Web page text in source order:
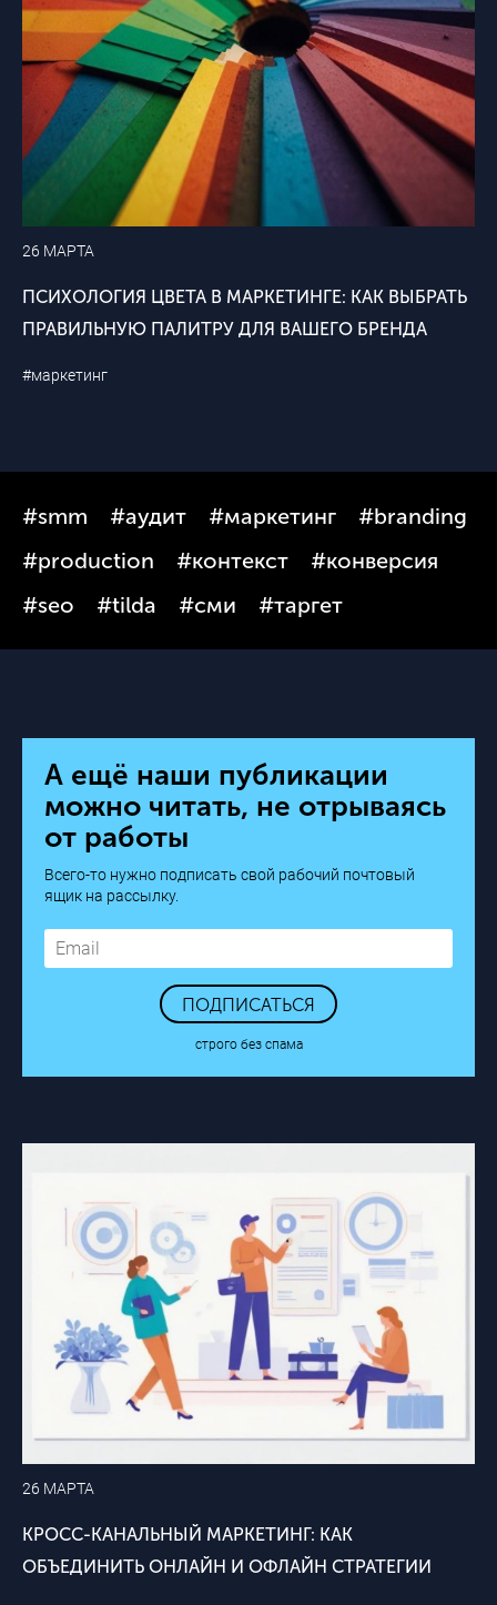
26 МАРТА
ПСИХОЛОГИЯ ЦВЕТА В МАРКЕТИНГЕ: КАК ВЫБРАТЬ
ПРАВИЛЬНУЮ ПАЛИТРУ ДЛЯ ВАШЕГО БРЕНДА
#маркетинг
#smm #аудит #маркетинг
#branding
#production
#контекст
#конверсия
#seo
#tilda #сми #таргет
А ещё наши публикации
можно читать, не отрываясь
от работы
Всего-то нужно подписать свой рабочий почтовый
ящик на рассылку.
ПОДПИСАТЬСЯ
строго без спама
26 МАРТА
КРОСС-КАНАЛЬНЫЙ МАРКЕТИНГ: КАК
ОБЪЕДИНИТЬ ОНЛАЙН И ОФЛАЙН СТРАТЕГИИ